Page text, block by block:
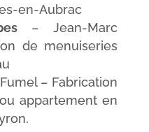
en-Aubrac
– Jean-Marc
de menuiseries
– Fabrication
appartement en